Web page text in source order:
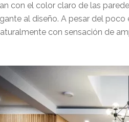
con el color claro de las
al diseño. A pesar del
con sensación de